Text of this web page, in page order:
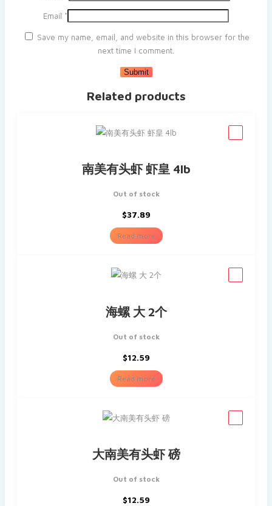
Email *
Save my name, email, and website in this browser for the
next time I comment.
Related products
南美有头虾 虾皇 4lb
Out of stock
$37.89
Read more
海螺 大 2个
Out of stock
$12.59
Read more
大南美有头虾 磅
Out of stock
$12.59